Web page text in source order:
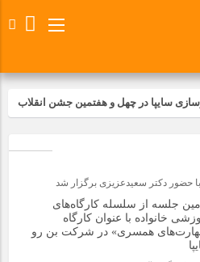
سایپا در چهل و هفتمین جشن انقلاب
خودرو با آرمان های رهبر کبیر و فقید
استقبال کارکنان برگزار شد
سالروز شهادت امام محمدتقی(ع) در
با حضور دکتر سعیدعزیزی برگزار شد
جلسه از سلسله کارگاه‌های
خانواده با عنوان کارگاه
همسری» در شرکت بن رو